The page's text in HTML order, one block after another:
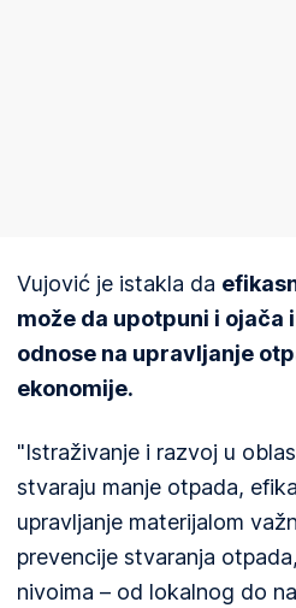
Vujović je istakla da
može da upotpuni i ojača
odnose na upravljanje
ekonomije.
"Istraživanje i razvoj u
stvaraju manje otpada,
upravljanje materijalom
prevencije stvaranja
nivoima – od lokalnog do